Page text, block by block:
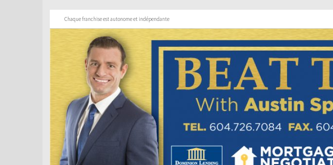
Chaque franchise est autonome et indépendante